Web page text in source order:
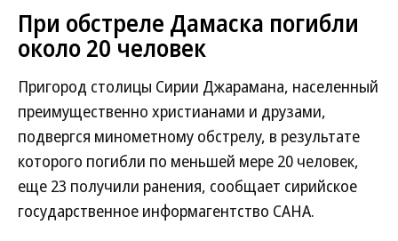
При обстреле Дамаска погибли
около 20 человек
Пригород столицы Сирии Джарамана, населенный
преимущественно христианами и друзами,
подвергся минометному обстрелу, в результате
которого погибли по меньшей мере 20 человек,
еще 23 получили ранения, сообщает сирийское
государственное информагентство САНА.